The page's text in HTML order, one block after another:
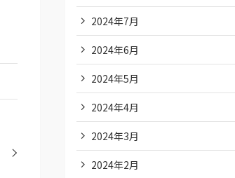
2024年7月
2024年6月
2024年5月
2024年4月
2024年3月
2024年2月